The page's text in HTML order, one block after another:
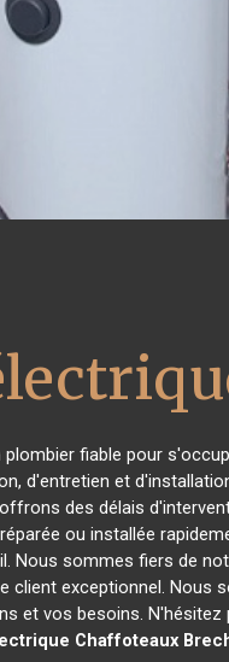
fiable pour
d'entretien et
des délais
ou installée
Nous sommes fiers de
exceptionnel. Nous
et vos besoins.
Chaffoteaux